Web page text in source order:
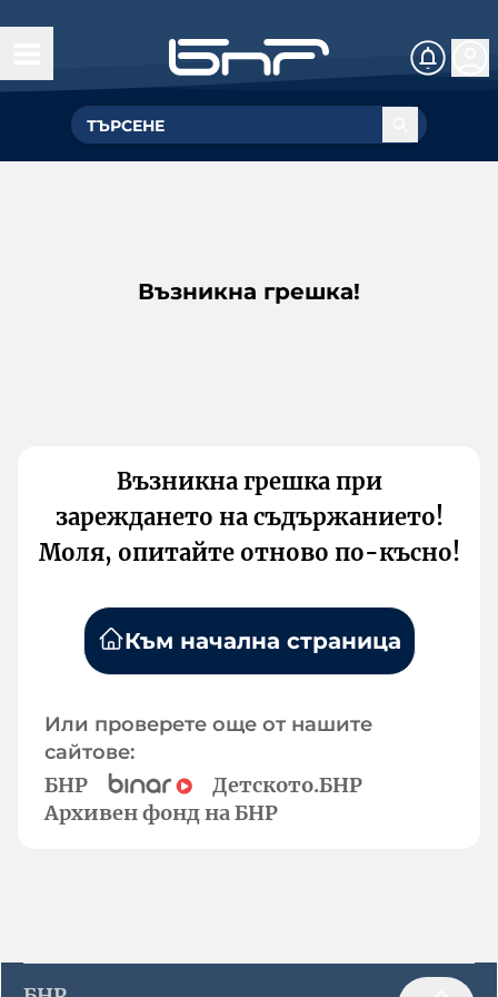
Възникна грешка!
Възникна грешка при
зареждането на съдържанието!
Моля, опитайте отново по-късно!
Към начална страница
Или проверете още от нашите
сайтове:
БНР
Детското.БНР
Архивен фонд на БНР